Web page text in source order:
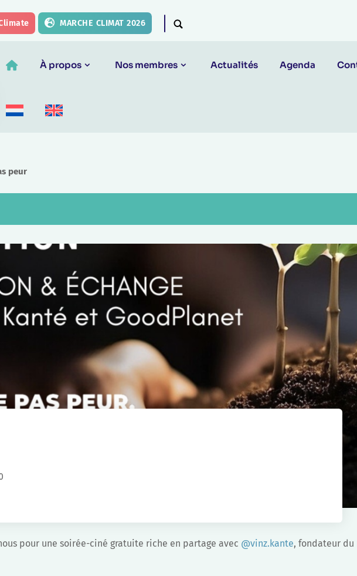
MARCHE CLIMAT 2026
À propos Nos membres Actualités Agenda
peur
pour une soirée-ciné gratuite riche en partage avec @vinz.kante, fondateur du